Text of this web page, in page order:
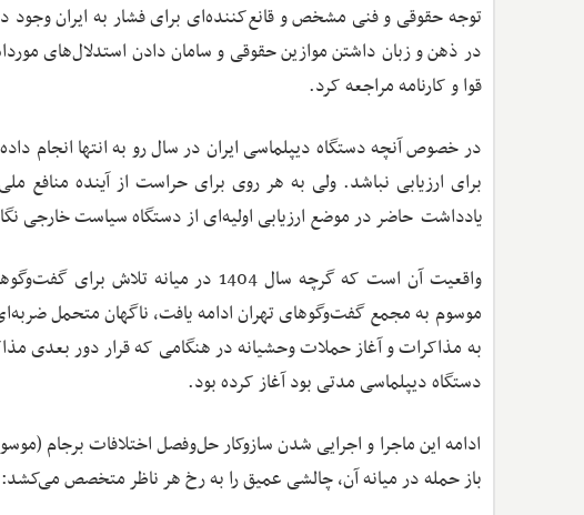
توجه حقوقی و فنی مشخص و قانع‌کننده‌ای برای فشار به ایران
در ذهن و زبان داشتن موازین حقوقی و سامان دادن استدلال‌های
قوا و کارنامه مراجعه کرد.
در خصوص آنچه دستگاه دیپلماسی ایران در سال رو به انتها انجام
برای ارزیابی نباشد. ولی به هر روی برای حراست از آینده منافع
یادداشت حاضر در موضع ارزیابی اولیه‌ای از دستگاه سیاست خارجی
واقعیت آن است که گرچه سال 1404 در
موسوم به مجمع گفت‌وگوهای تهران ادامه یافت، ناگهان متحمل
به مذاکرات و آغاز حملات وحشیانه در هنگامی که قرار دور بعدی
دستگاه دیپلماسی مدتی بود آغاز کرده بود.
ادامه این ماجرا و اجرایی شدن سازوکار حل‌وفصل اختلافات برجام
باز حمله در میانه آن، چالشی عمیق را به رخ هر ناظر متخصص می‌کشد: